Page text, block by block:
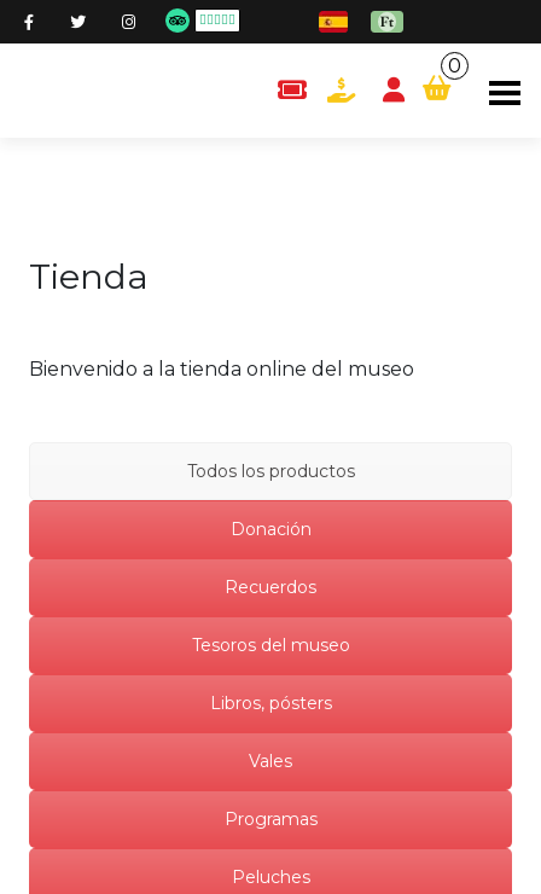
content.cart
0
Tienda
Bienvenido a la tienda online del museo
Todos los productos
Donación
Recuerdos
Tesoros del museo
Libros, pósters
Vales
Programas
Peluches